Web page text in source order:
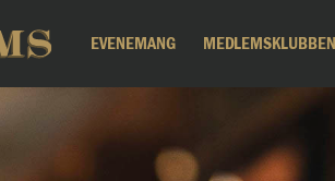
EVENEMANG MEDLEMSKLUBBEN